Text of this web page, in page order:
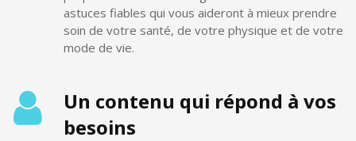
astuces fiables qui vous aideront à mieux prendre
soin de votre santé, de votre physique et de votre
mode de vie.
Un contenu qui répond à vos
besoins